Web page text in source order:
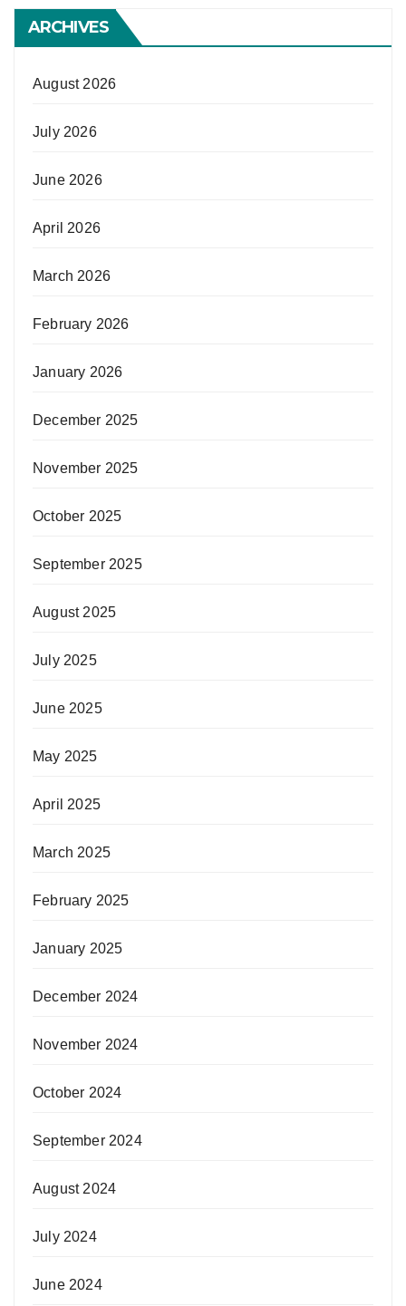
ARCHIVES
August 2026
July 2026
June 2026
April 2026
March 2026
February 2026
January 2026
December 2025
November 2025
October 2025
September 2025
August 2025
July 2025
June 2025
May 2025
April 2025
March 2025
February 2025
January 2025
December 2024
November 2024
October 2024
September 2024
August 2024
July 2024
June 2024